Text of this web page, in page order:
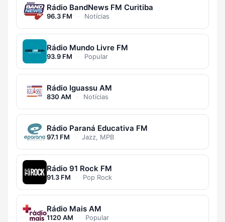
Rádio BandNews FM Curitiba
96.3 FM · Notícias
Rádio Mundo Livre FM
93.9 FM · Popular
Rádio Iguassu AM
830 AM · Notícias
Rádio Paraná Educativa FM
97.1 FM · Jazz, MPB
Rádio 91 Rock FM
91.3 FM · Pop Rock
Rádio Mais AM
1120 AM · Popular